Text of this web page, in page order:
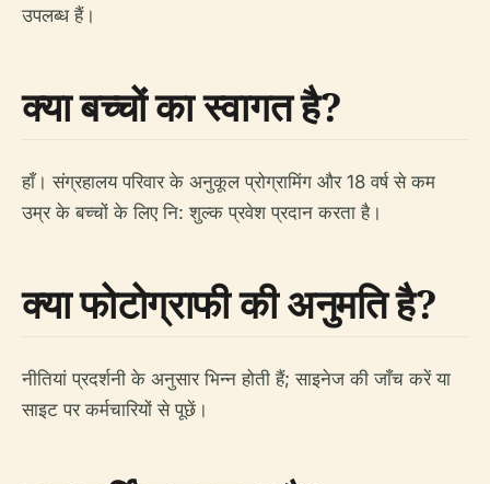
उपलब्ध हैं।
क्या बच्चों का स्वागत है?
हाँ। संग्रहालय परिवार के अनुकूल प्रोग्रामिंग और 18 वर्ष से कम
उम्र के बच्चों के लिए नि: शुल्क प्रवेश प्रदान करता है।
क्या फोटोग्राफी की अनुमति है?
नीतियां प्रदर्शनी के अनुसार भिन्न होती हैं; साइनेज की जाँच करें या
साइट पर कर्मचारियों से पूछें।